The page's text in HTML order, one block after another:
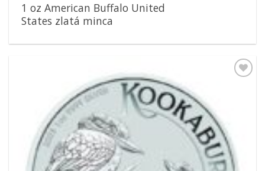
1 oz American Buffalo United
States zlatá minca